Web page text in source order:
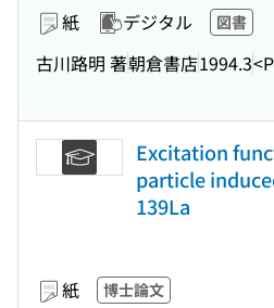
紙 デジタル 図書
古川路明 著朝倉書店1994.3
Excitation
particle
139La
紙 博士論文